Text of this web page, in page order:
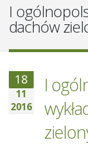
I
dachów
18
11
2016
I